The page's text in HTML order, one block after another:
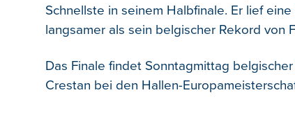
Schnellste in seinem Halbfinale. Er lief
langsamer als sein belgischer Rekord von
Das Finale findet Sonntagmittag
Crestan bei den Hallen-